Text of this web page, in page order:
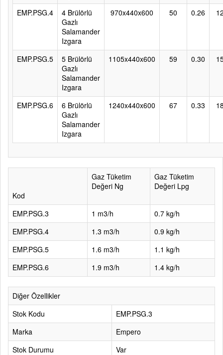
EMP.PSG.4
4 Brülörlü
Gazlı
Salamander
Izgara
970x440x600 50 0.26
EMP.PSG.5
5 Brülörlü
Gazlı
Salamander
Izgara
1105x440x600 59 0.30
EMP.PSG.6
6 Brülörlü
Gazlı
Salamander
Izgara
1240x440x600 67 0.33
Kod
Gaz Tüketim
Değeri Ng
Gaz Tüketim
Değeri Lpg
EMP.PSG.3 1 m3/h
0.7 kg/h
EMP.PSG.4
1.3 m3/h
0.9 kg/h
EMP.PSG.5
1.6 m3/h
1.1 kg/h
EMP.PSG.6
1.9 m3/h 1.4 kg/h
Diğer Özellikler
Stok Kodu
EMP.PSG.3
Marka
Empero
Stok Durumu
Var